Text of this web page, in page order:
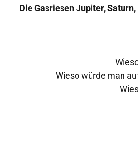
Die Gasriesen Jupiter,
Wieso würde man